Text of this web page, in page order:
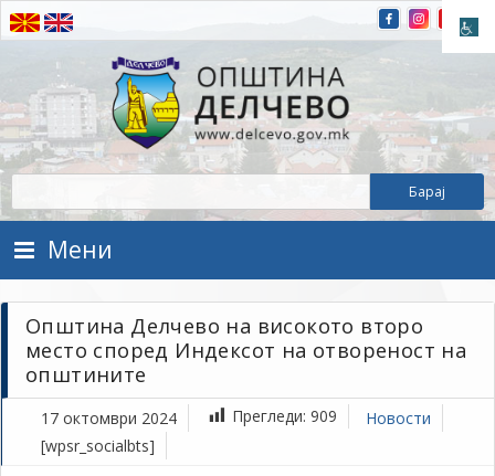
Прескокнете на содржината
Општина Делчево
Општина Делчево
Мени
Општина Делчево на високото второ
место според Индексот на отвореност на
општините
17 октомври 2024 Прегледи: 909
Новости
[wpsr_socialbts]